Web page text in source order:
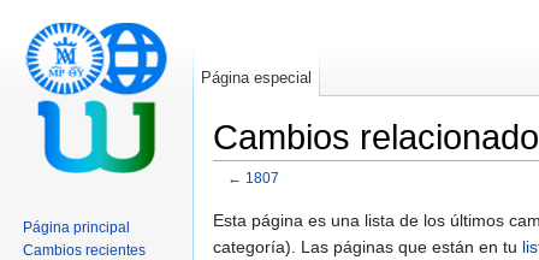
Cambios
← 1807
Esta página es una lista de los últimos
categoría). Las páginas que están en tu
Página especial
Página principal
Cambios recientes